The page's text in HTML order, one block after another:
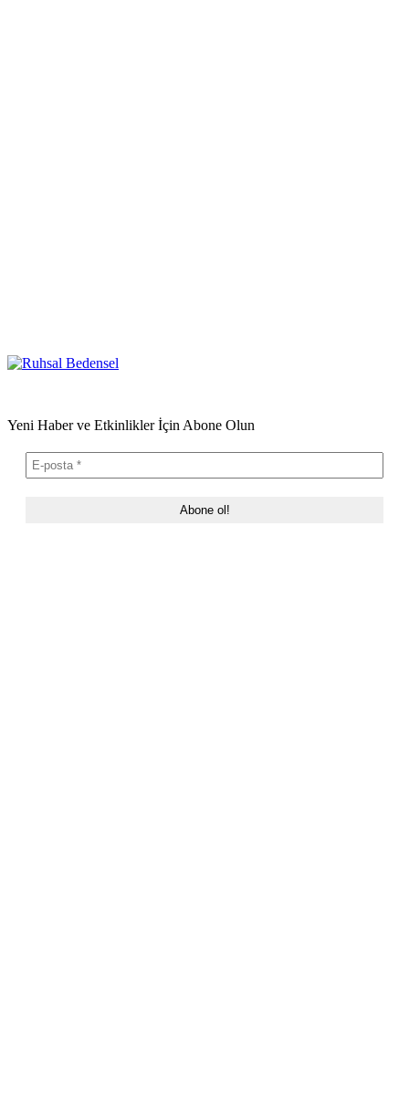
Yeni Haber ve Etkinlikler İçin Abone Olun